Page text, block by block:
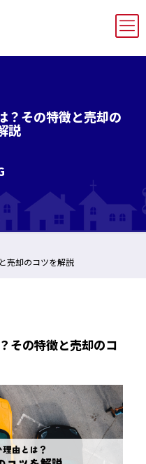
？その特徴と売却の
説
売却のコツを解説
その特徴と売却のコ